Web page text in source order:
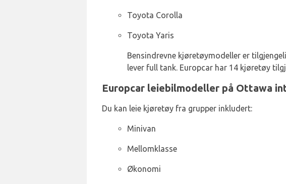
Toyota Corolla
Toyota Yaris
Bensindrevne kjøretøymodeller er
lever full tank. Europcar har 14 kjøretøy
Europcar leiebilmodeller på Ottawa
Du kan leie kjøretøy fra grupper inkludert:
Minivan
Mellomklasse
Økonomi